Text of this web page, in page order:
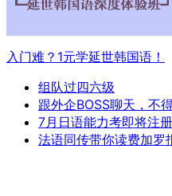
入门难？1元学延世韩国语！
组队过四六级
跟外企BOSS聊天，不
7月日语能力考即将注
法语同传带你读费加罗